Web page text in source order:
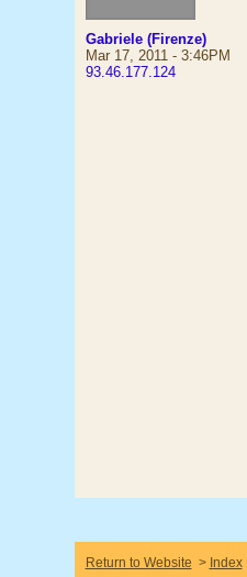
Gabriele (Firenze)
Mar 17, 2011 - 3:46PM
93.46.177.124
Return to Website > Index